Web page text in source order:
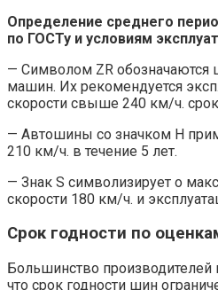
Определение среднего
по ГОСТу и условиям
— Символом ZR обозначаются
машин. Их рекомендуется
скорости свыше 240 км/ч.
— Автошины со значком H
210 км/ч. в течение 5 лет.
— Знак S символизирует о
скорости 180 км/ч. и
Срок годности по
Большинство производителей
что срок годности шин